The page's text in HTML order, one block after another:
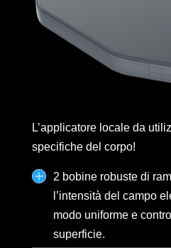
L’applicatore locale da
specifiche del corpo!
2 bobine robuste di
l’intensità del campo
modo uniforme e
superficie.